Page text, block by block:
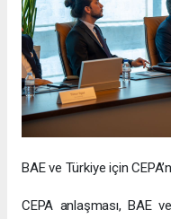
BAE ve Türkiye için
CEPA anlaşması, BAE